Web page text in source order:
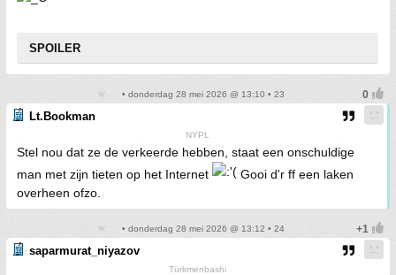
SPOILER
• donderdag 28 mei 2026 @ 13:10 • 23
Lt.Bookman
NYPL
Stel nou dat ze de verkeerde hebben, staat een onschuldige
man met zijn tieten op het Internet
Gooi d'r ff een laken
overheen ofzo.
• donderdag 28 mei 2026 @ 13:12 • 24
saparmurat_niyazov
Türkmenbashi